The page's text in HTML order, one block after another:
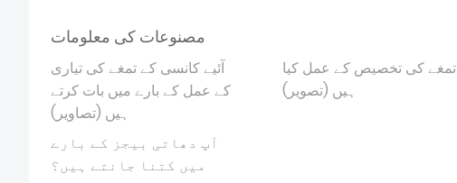
مصنوعات کی معلومات
آئیے کانسی کے تمغے کی تیاری
کے عمل کے بارے میں بات کرتے
ہیں (تصاویر)
تمغے کی تخصیص کے عمل کیا
ہیں (تصویر)
آپ دھاتی بیجز کے بارے
میں کتنا جانتے ہیں؟